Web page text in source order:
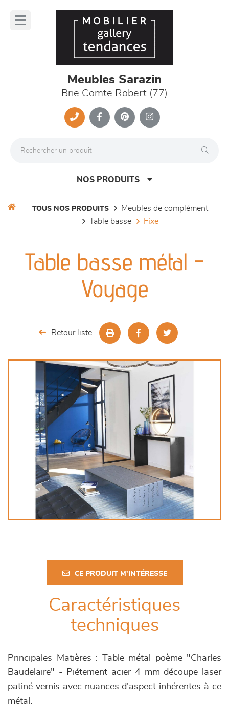
Meubles Sarazin
Brie Comte Robert (77)
NOS PRODUITS
séjours
meubles de complément
TOUS NOS PRODUITS
meubles de complément
table basse
fixe
Table basse métal -
Voyage
Retour liste
CE PRODUIT M'INTÉRESSE
Caractéristiques
techniques
Principales Matières : Table métal poème "Charles
Baudelaire" - Piétement acier 4 mm découpe laser
patiné vernis avec nuances d'aspect inhérentes à ce
métal.